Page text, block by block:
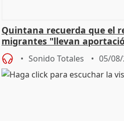
Quintana recuerda que el
migrantes "llevan
central
Sonido Totales 05/